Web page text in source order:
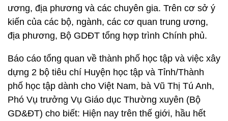
ương, địa phương và các chuyên gia. Trên cơ sở ý
kiến của các bộ, ngành, các cơ quan trung ương,
địa phương, Bộ GDĐT tổng hợp trình Chính phủ.
Báo cáo tổng quan về thành phố học tập và việc xây
dựng 2 bộ tiêu chí Huyện học tập và Tỉnh/Thành
phố học tập dành cho Việt Nam, bà Vũ Thị Tú Anh,
Phó Vụ trưởng Vụ Giáo dục Thường xuyên (Bộ
GD&ĐT) cho biết: Hiện nay trên thế giới, hầu hết